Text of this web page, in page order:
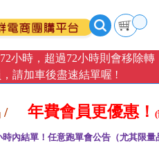
小時，超過72小時則會移除轉
請加車後盡速結單喔 !
/ 年費會員更優惠！
內結單！任意跑單會公告（尤其限